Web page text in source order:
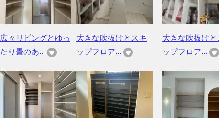
広々リビングとゆっ
たり畳のあ...
大きな吹抜けとスキ
ップフロア...
大きな吹抜けと
ップフロア...